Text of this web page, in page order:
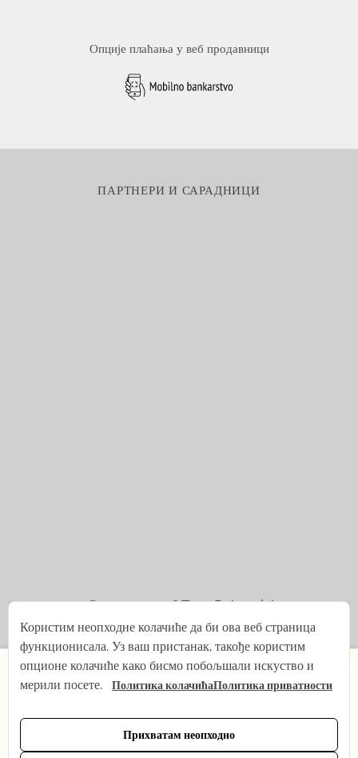
Опције плаћања у веб продавници
ПАРТНЕРИ И САРАДНИЦИ
© 2021 — 2026Tena Rebernjak.
43.0440° N | 16.0893° E
Програмирано из Stjepan Tafra.
Импресум Заштита приватности Услови коришћења
Од 1. јула мењам ритам на кратко — беба ми долази!
онлајн јога је тренутно на паузи. Вратићу се пуном
Користим неопходне колачиће да би ова веб страница
функционисала. Уз ваш пристанак, такође користим
опционе колачиће како бисмо побољшали искуство и
мерили посете.
Политика колачићаПолитика приватности
Прихватам неопходно